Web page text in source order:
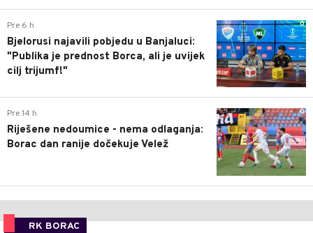
0
Pre 6 h
Bjelorusi najavili pobjedu u Banjaluci:
"Publika je prednost Borca, ali je uvijek
cilj trijumf!"
0
Pre 14 h
Riješene nedoumice - nema odlaganja:
Borac dan ranije dočekuje Velež
RK BORAC